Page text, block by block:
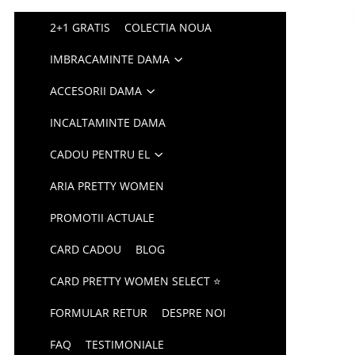
2+1 GRATIS COLECTIA NOUA
IMBRACAMINTE DAMA
ACCESORII DAMA
INCALTAMINTE DAMA
CADOU PENTRU EL
ARIA PRETTY WOMEN
PROMOTII ACTUALE
CARD CADOU BLOG
CARD PRETTY WOMEN SELECT ⭐
FORMULAR RETUR DESPRE NOI
FAQ TESTIMONIALE